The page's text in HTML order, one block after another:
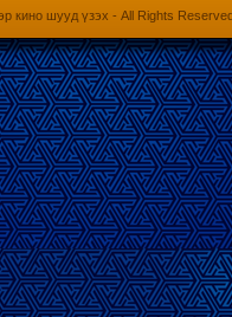
кино шууд үзэх - All Rights